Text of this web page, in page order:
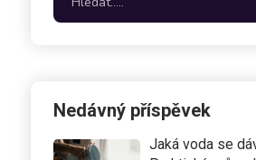
Nedávný příspěvek
Jaká voda se